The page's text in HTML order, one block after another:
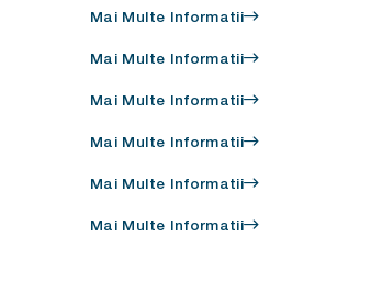
Mai Multe Informatii
Mai Multe Informatii
Mai Multe Informatii
Mai Multe Informatii
Mai Multe Informatii
Mai Multe Informatii